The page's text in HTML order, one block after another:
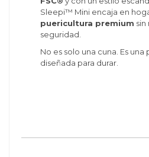
Sleepi™ Mini encaja en
puericultura premium sin
seguridad.
No es solo una cuna. Es
diseñada para durar.